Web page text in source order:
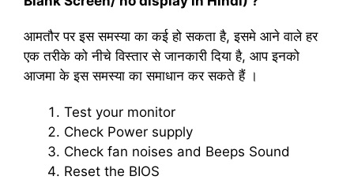
आमतौर पर इस समस्या का कई हो सकता है, इसमे आने वाले हर
एक तरीके को नीचे विस्तार से जानकारी दिया है, आप इनको
आजमा के इस समस्या का समाधान कर सकते हैं ।
Test your monitor
Check Power supply
Check fan noises and Beeps Sound
Reset the BIOS